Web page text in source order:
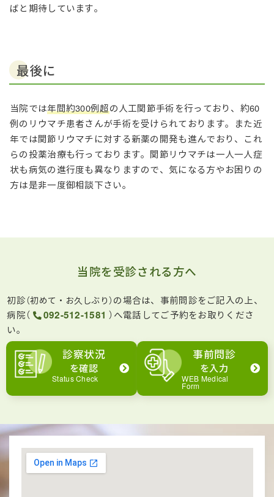
ばと期待しています。
最後に
当院では年間約300例超の人工関節手術を行っており、約60
例のリウマチ患者さんが手術を受けられております。また近
年では関節リウマチに対する新薬の開発も進んでおり、これ
らの投薬治療も行っております。関節リウマチは一人一人症
状も病気の進行度も異なりますので、気になる方やお困りの
方は是非一度御相談下さい。
当院を受診される方へ
初診（初めて・お久しぶり） の場合は、事前問診をご記入の上、
病院（
092-512-1581 ）へ電話してご予約をお取りくださ
い。
診察状況
を確認
Status Check
事前問診
を入力
WEB Medical
Form